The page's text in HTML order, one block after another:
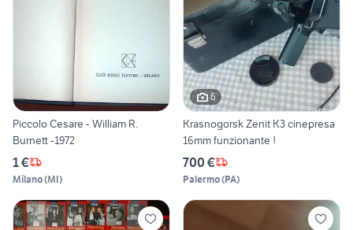
Piccolo Cesare - William R.
Burnett -1972
1 €
Milano(MI)
6
Krasnogorsk Zenit K3 cinepresa
16mm funzionante !
700 €
Palermo(PA)